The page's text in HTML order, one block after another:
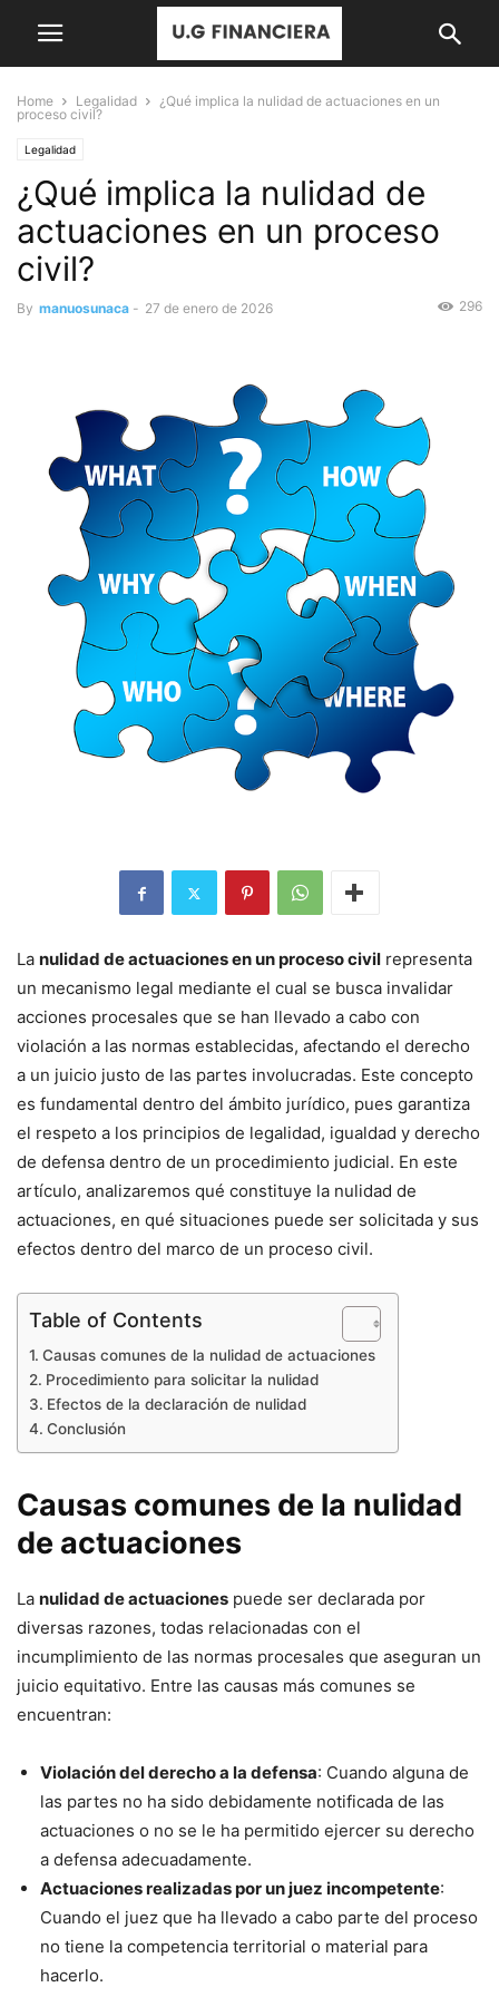
Home Legalidad
¿Qué implica la nulidad de actuaciones en un
proceso civil?
Legalidad
¿Qué implica la nulidad de
actuaciones en un proceso
civil?
By manuosunaca - 27 de enero de 2026 296
La nulidad de actuaciones en un proceso civil representa
un mecanismo legal mediante el cual se busca invalidar
acciones procesales que se han llevado a cabo con
violación a las normas establecidas, afectando el derecho
a un juicio justo de las partes involucradas. Este concepto
es fundamental dentro del ámbito jurídico, pues garantiza
el respeto a los principios de legalidad, igualdad y derecho
de defensa dentro de un procedimiento judicial. En este
artículo, analizaremos qué constituye la nulidad de
actuaciones, en qué situaciones puede ser solicitada y sus
efectos dentro del marco de un proceso civil.
Table of Contents
Causas comunes de la nulidad de actuaciones
Procedimiento para solicitar la nulidad
Efectos de la declaración de nulidad
Conclusión
Causas comunes de la nulidad
de actuaciones
La nulidad de actuaciones puede ser declarada por
diversas razones, todas relacionadas con el
incumplimiento de las normas procesales que aseguran un
juicio equitativo. Entre las causas más comunes se
encuentran:
Violación del derecho a la defensa: Cuando alguna de
las partes no ha sido debidamente notificada de las
actuaciones o no se le ha permitido ejercer su derecho
a defensa adecuadamente.
Actuaciones realizadas por un juez incompetente:
Cuando el juez que ha llevado a cabo parte del proceso
no tiene la competencia territorial o material para
hacerlo.